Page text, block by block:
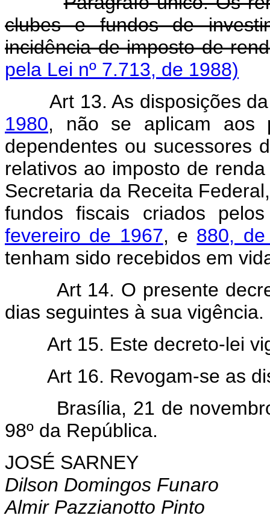
clubes e fundos de
incidência de imposto de
pela Lei nº 7.713, de 1988)
Art 13. As disposições
1980, não se aplicam aos
dependentes ou sucessores
relativos ao imposto de
Secretaria da Receita
fundos fiscais criados
fevereiro de 1967, e 880,
tenham sido recebidos em
Art 14. O presente
dias seguintes à sua vigência.
Art 15. Este decreto-lei
Art 16. Revogam-se as
Brasília, 21 de novembro
98º da República.
JOSÉ SARNEY
Dilson Domingos Funaro
Almir Pazzianotto Pinto